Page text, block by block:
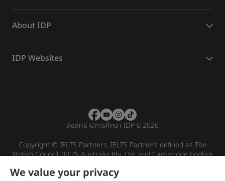
About IDP
IDP Websites
ลิขสิทธิ์©การศึกษา IDP ปี 2026
Copyright © IELTS Partners. IELTS Partners defined as The
British Council, IELTS Australia Pty. Ltd. and Cambridge English
We value your privacy